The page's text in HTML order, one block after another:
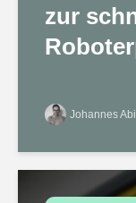
zur
Johannes